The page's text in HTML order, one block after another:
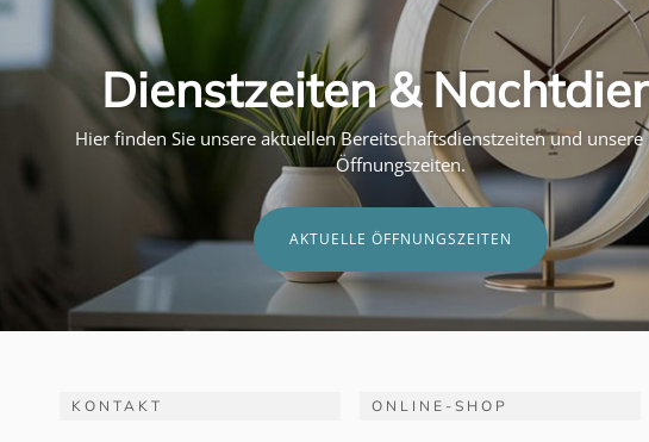
Dienstzeiten &
Hier finden Sie unsere aktuellen Bereitschaftsdienstzeiten und unsere
Öffnungszeiten.
AKTUELLE ÖFFNUNGSZEITEN
KONTAKT ONLINE-SHOP